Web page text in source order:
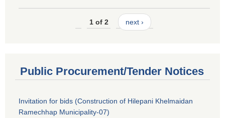
1 of 2 next ›
Public Procurement/Tender Notices
Invitation for bids (Construction of Hilepani Khelmaidan
Ramechhap Municipality-07)